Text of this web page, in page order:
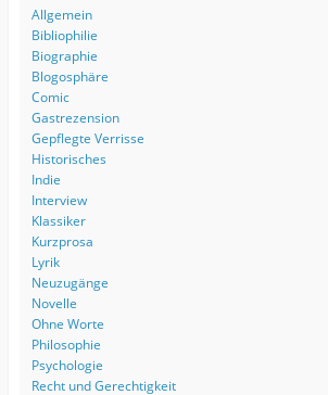
Allgemein
Bibliophilie
Biographie
Blogosphäre
Comic
Gastrezension
Gepflegte Verrisse
Historisches
Indie
Interview
Klassiker
Kurzprosa
Lyrik
Neuzugänge
Novelle
Ohne Worte
Philosophie
Psychologie
Recht und Gerechtigkeit